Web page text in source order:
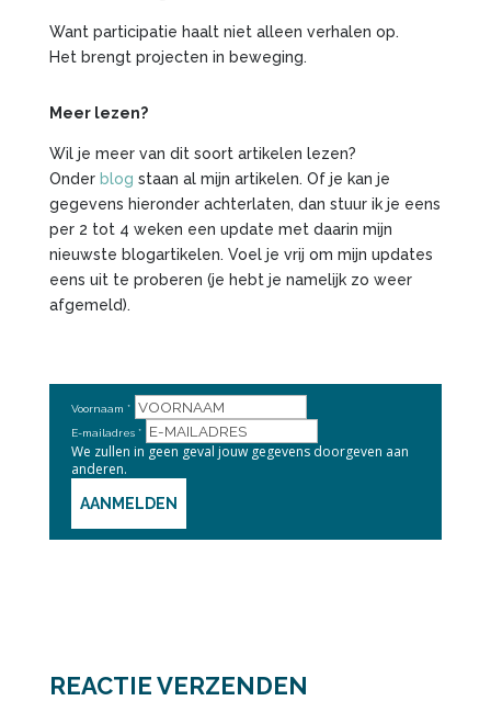
Want participatie haalt niet alleen verhalen op.
Het brengt projecten in beweging.
Meer lezen?
Wil je meer van dit soort artikelen lezen?
Onder blog staan al mijn artikelen. Of je kan je
gegevens hieronder achterlaten, dan stuur ik je eens
per 2 tot 4 weken een update met daarin mijn
nieuwste blogartikelen. Voel je vrij om mijn updates
eens uit te proberen (je hebt je namelijk zo weer
afgemeld).
Voornaam
E-mailadres
We zullen in geen geval jouw gegevens doorgeven aan
anderen.
AANMELDEN
REACTIE VERZENDEN